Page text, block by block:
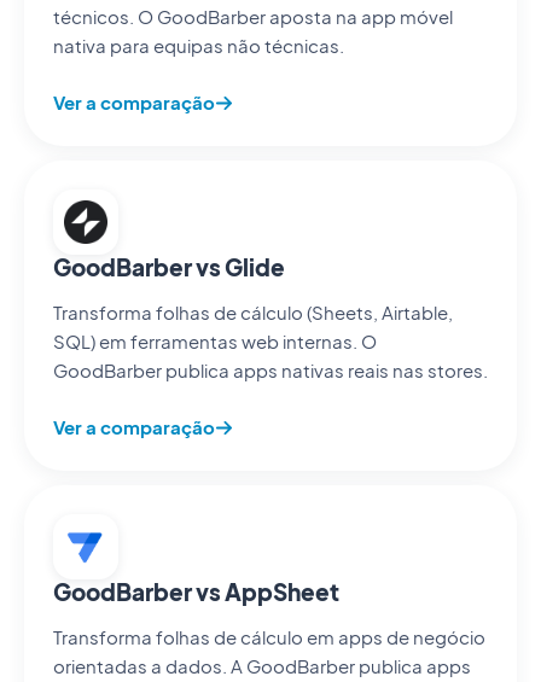
técnicos. O GoodBarber aposta na app móvel
nativa para equipas não técnicas.
Ver a comparação
GoodBarber vs Glide
Transforma folhas de cálculo (Sheets, Airtable,
SQL) em ferramentas web internas. O
GoodBarber publica apps nativas reais nas stores.
Ver a comparação
GoodBarber vs AppSheet
Transforma folhas de cálculo em apps de negócio
orientadas a dados. A GoodBarber publica apps